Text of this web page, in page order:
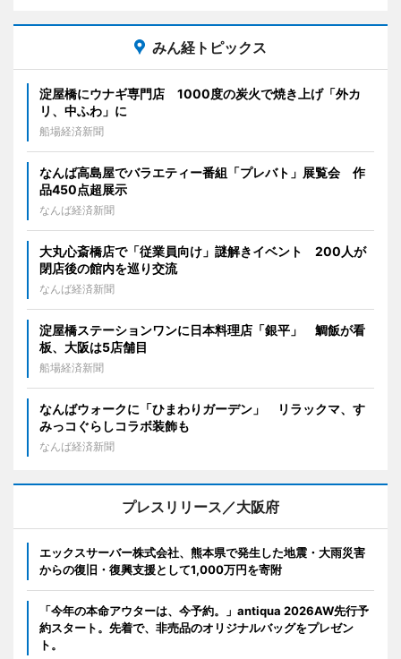
みん経トピックス
淀屋橋にウナギ専門店 1000度の炭火で焼き上げ「外カ
リ、中ふわ」に
船場経済新聞
なんば高島屋でバラエティー番組「プレバト」展覧会 作
品450点超展示
なんば経済新聞
大丸心斎橋店で「従業員向け」謎解きイベント 200人が
閉店後の館内を巡り交流
なんば経済新聞
淀屋橋ステーションワンに日本料理店「銀平」 鯛飯が看
板、大阪は5店舗目
船場経済新聞
なんばウォークに「ひまわりガーデン」 リラックマ、す
みっコぐらしコラボ装飾も
なんば経済新聞
プレスリリース／大阪府
エックスサーバー株式会社、熊本県で発生した地震・大雨災害
からの復旧・復興支援として1,000万円を寄附
「今年の本命アウターは、今予約。」antiqua 2026AW先行予
約スタート。先着で、非売品のオリジナルバッグをプレゼン
ト。